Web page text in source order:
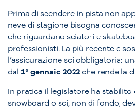
Prima di scendere in pista non
neve di stagione bisogna
che riguardano sciatori e
professionisti. La più recente e
l’assicurazione sci obbligatoria:
dal 1° gennaio 2022che rende la
In pratica il legislatore ha stabilito
snowboard o sci, non di fondo,